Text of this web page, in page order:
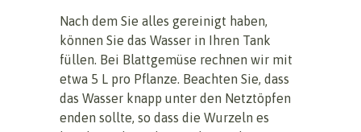
Nach dem Sie alles gereinigt haben,
können Sie das Wasser in Ihren Tank
füllen. Bei Blattgemüse rechnen wir mit
etwa 5 L pro Pflanze. Beachten Sie, dass
das Wasser knapp unter den Netztöpfen
enden sollte, so dass die Wurzeln es